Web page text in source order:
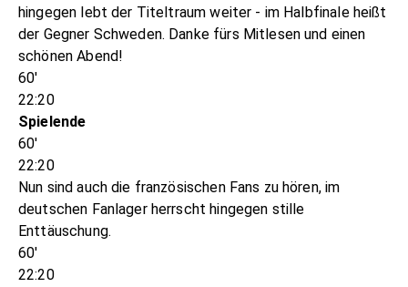
hingegen lebt der Titeltraum weiter - im Halbfinale heißt
der Gegner Schweden. Danke fürs Mitlesen und einen
schönen Abend!
60'
22:20
Spielende
60'
22:20
Nun sind auch die französischen Fans zu hören, im
deutschen Fanlager herrscht hingegen stille
Enttäuschung.
60'
22:20